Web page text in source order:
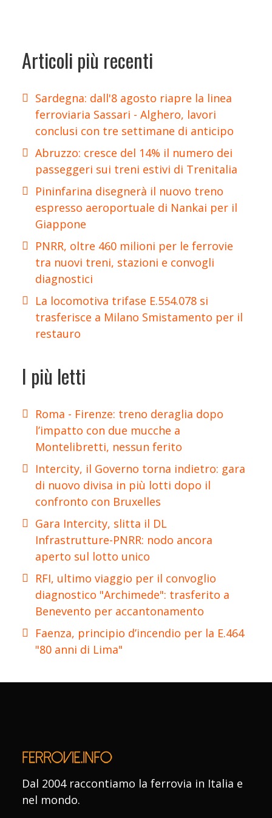
Articoli più recenti
Sardegna: dall'8 agosto riapre la linea
ferroviaria Sassari - Alghero, lavori
conclusi con tre settimane di anticipo
Abruzzo: cresce del 14% il numero dei
passeggeri sui treni estivi di Trenitalia
Pininfarina disegnerà il nuovo treno
espresso aeroportuale di Nankai per il
Giappone
PNRR, oltre 460 milioni per le ferrovie
tra nuovi treni, stazioni e convogli
diagnostici
La locomotiva trifase E.554.078 si
trasferisce a Milano Smistamento per il
restauro
I più letti
Roma - Firenze: treno deraglia dopo
l’impatto con due mucche a
Montelibretti, nessun ferito
Intercity, il Governo torna indietro: gara
di nuovo divisa in più lotti dopo il
confronto con Bruxelles
Gara Intercity, slitta il DL
Infrastrutture-PNRR: nodo ancora
aperto sul lotto unico
RFI, ultimo viaggio per il convoglio
diagnostico "Archimede": trasferito a
Benevento per accantonamento
Faenza, principio d’incendio per la E.464
"80 anni di Lima"
Dal 2004 raccontiamo la ferrovia in Italia e
nel mondo.